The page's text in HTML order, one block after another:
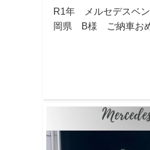
R1年 メルセデス
岡県 B様 ご納車おめ